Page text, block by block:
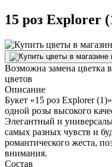
15 роз Explorer
Возможна замена цветка
цветов
Описание
Букет «15 роз Explorer
одной розы высокого
Элегантный и
самых разных чувств и
романтического жеста,
внимания.
Состав